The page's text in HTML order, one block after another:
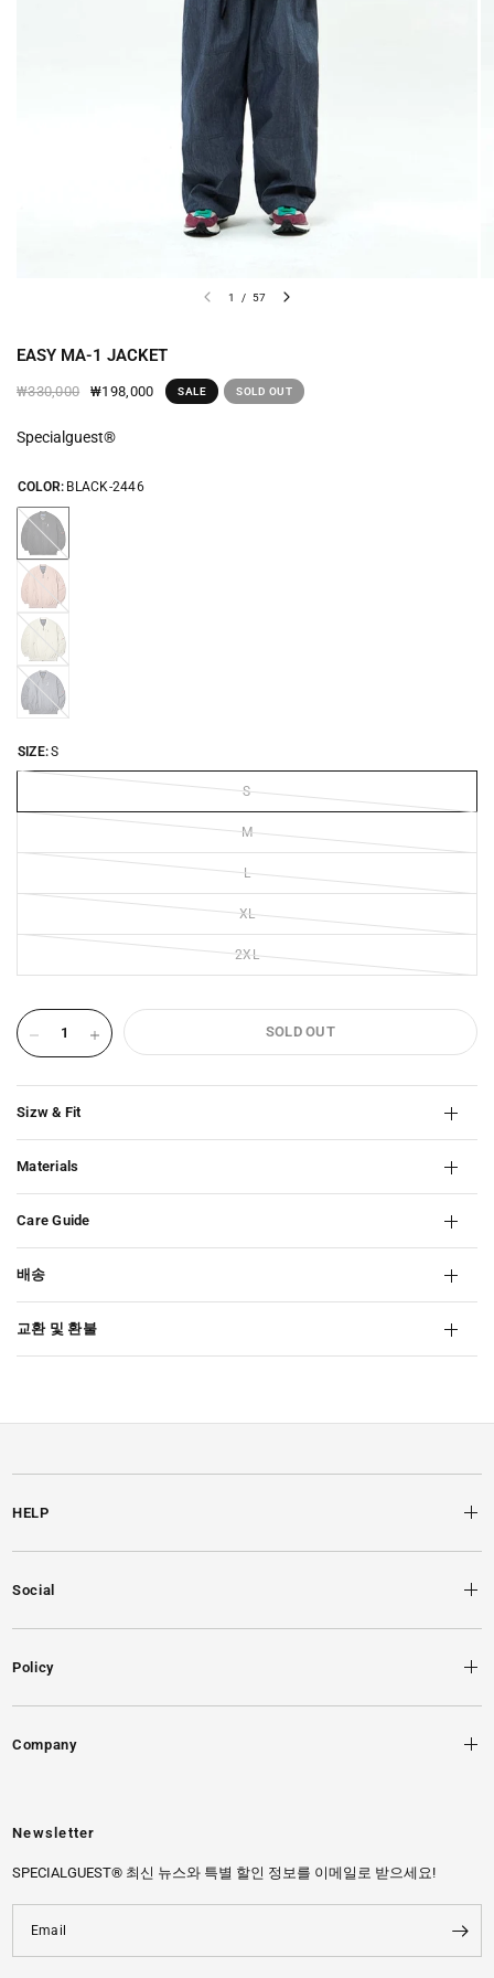
1 / 57
EASY MA-1 JACKET
₩330,000 ₩198,000 SALE SOLD OUT
Specialguest®
COLOR: BLACK-2446
BLACK-
2446
ROSE-
CLOUD-
2446
IVORY-
2446
SELVEDGE-
DENIM-
2446
SIZE:S
S
M
L
XL
2XL
SOLD OUT
Sizw & Fit
Materials
Care Guide
배송
교환 및 환불
HELP
Social
Policy
Company
Newsletter
SPECIALGUEST® 최신 뉴스와 특별 할인 정보를 이메일로 받으세요!
Email